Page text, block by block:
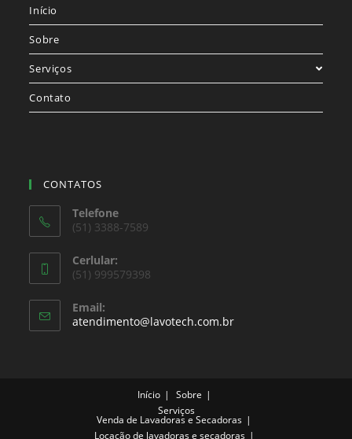
Início
Sobre
Serviços
Contato
CONTATOS
Telefone
(51) 3388-7589
Cerlular:
(51) 999579398
Email:
atendimento@lavotech.com.br
Início
Sobre
Serviços
Venda de Lavadoras e Secadoras
Locação de lavadoras e secadoras